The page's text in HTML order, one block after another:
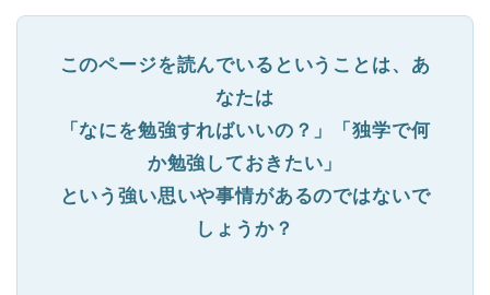
このページを読んでいるということは、あ
なたは
「なにを勉強すればいいの？」「独学で何
か勉強しておきたい」
という強い思いや事情があるのではないで
しょうか？